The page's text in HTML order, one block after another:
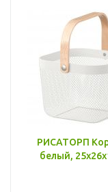
РИСАТОРП
белый,